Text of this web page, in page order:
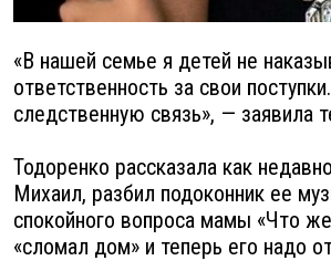
«В нашей семье я детей не
ответственность за свои
следственную связь», — заявила
Тодоренко рассказала как
Михаил, разбил подоконник ее
спокойного вопроса мамы «Что
«сломал дом» и теперь его надо